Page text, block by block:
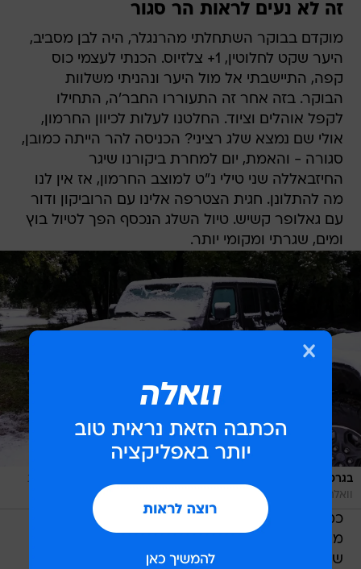
זה לא נעים לראות הר סגור
מוקדם בבוקר השתחלתי מהרנגלר, היה לבן מסביב,
היער שקט לחלוטין, 1+ צלזיוס. הכנתי לעצמי כוס
קפה, התיישבתי אל מול היער ונהניתי משלוות
הבוקר. בזה אחר זה התעוררו החבר'ה, התחילו
לקפל אוהלים וציוד. החלטנו לעלות לכיוון החרמון,
אולי שם נמצא שלג רציני? הכניסה להר הייתה כמובן,
סגורה - והאמת, יום למחרת ביקורנו שיגר
החיזבאללה שני טילי נ"ט למוצב החרמון, אז אין לנו
מה להתלונן. חגית הצטרפה אלינו עם הרוביקון ודור
עם גאלופר קשיש. טיול השלג הנכסף הפך לטיול בוץ
ומים, שגרתי ומקומי יותר.
בגרסת ספורט או רוביקון, ג'יפ רנגלר הוא רכב שטח מעולה
מערכת
וואלה, רמי גלבוע
כמו תמיד, הרנגלר נתן עבודה ובלע את השטח בלי
מצמוץ. דגם 'ספורט' הוא הפשוט ביותר בהיררכיה
של ג'יפ, בלי צמיגי שטח גדולים, בלי נעילות